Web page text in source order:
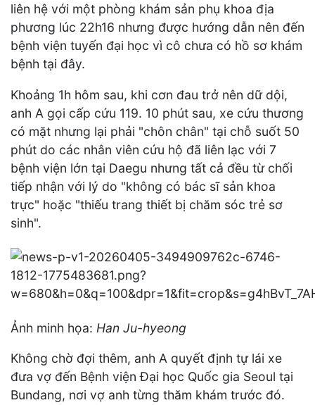
liên hệ với một phòng khám sản phụ khoa địa
phương lúc 22h16 nhưng được hướng dẫn nên đến
bệnh viện tuyến đại học vì cô chưa có hồ sơ khám
bệnh tại đây.
Khoảng 1h hôm sau, khi cơn đau trở nên dữ dội,
anh A gọi cấp cứu 119. 10 phút sau, xe cứu thương
có mặt nhưng lại phải "chôn chân" tại chỗ suốt 50
phút do các nhân viên cứu hộ đã liên lạc với 7
bệnh viện lớn tại Daegu nhưng tất cả đều từ chối
tiếp nhận với lý do "không có bác sĩ sản khoa
trực" hoặc "thiếu trang thiết bị chăm sóc trẻ sơ
sinh".
Ảnh minh họa: Han Ju-hyeong
Không chờ đợi thêm, anh A quyết định tự lái xe
đưa vợ đến Bệnh viện Đại học Quốc gia Seoul tại
Bundang, nơi vợ anh từng thăm khám trước đó.